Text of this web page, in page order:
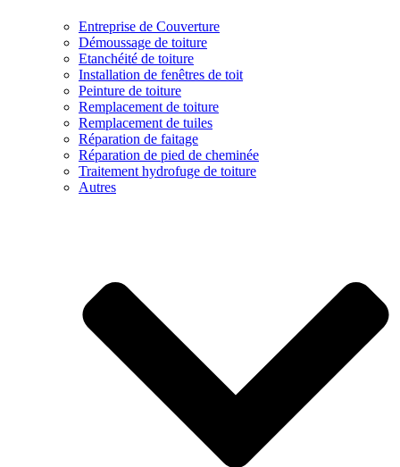
Entreprise de Couverture
Démoussage de toiture
Etanchéité de toiture
Installation de fenêtres de toit
Peinture de toiture
Remplacement de toiture
Remplacement de tuiles
Réparation de faitage
Réparation de pied de cheminée
Traitement hydrofuge de toiture
Autres